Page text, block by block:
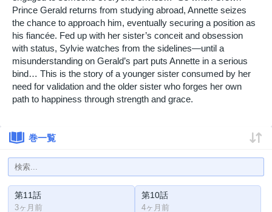
Prince Gerald returns from studying abroad, Annette seizes
the chance to approach him, eventually securing a position as
his fiancée. Fed up with her sister’s conceit and obsession
with status, Sylvie watches from the sidelines—until a
misunderstanding on Gerald’s part puts Annette in a serious
bind… This is the story of a younger sister consumed by her
need for validation and the older sister who forges her own
path to happiness through strength and grace.
巻一覧
第11話
3ヶ月前
第10話
4ヶ月前